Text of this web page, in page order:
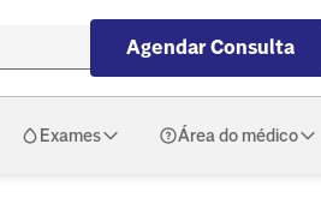
Agendar Consulta
Exames Área do médico